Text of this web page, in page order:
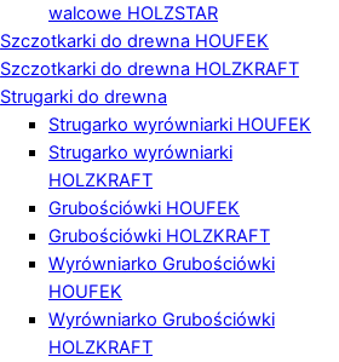
walcowe HOLZSTAR
Szczotkarki do drewna HOUFEK
Szczotkarki do drewna HOLZKRAFT
Strugarki do drewna
Strugarko wyrówniarki HOUFEK
Strugarko wyrówniarki
HOLZKRAFT
Grubościówki HOUFEK
Grubościówki HOLZKRAFT
Wyrówniarko Grubościówki
HOUFEK
Wyrówniarko Grubościówki
HOLZKRAFT